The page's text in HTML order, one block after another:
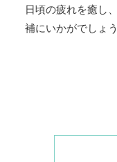
日頃の疲れを癒し
補にいかがでしょ